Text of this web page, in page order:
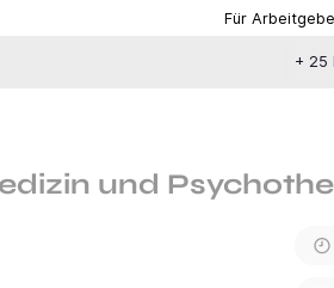
Für
+ 25
und